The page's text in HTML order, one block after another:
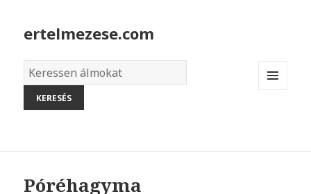
ertelmezese.com
Álmok
szótára
Póréhagyma